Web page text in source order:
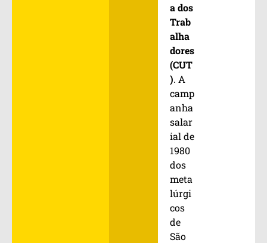
a dos
Trab
alha
dores
(CUT
). A
camp
anha
salar
ial de
1980
dos
meta
lúrgi
cos
de
São